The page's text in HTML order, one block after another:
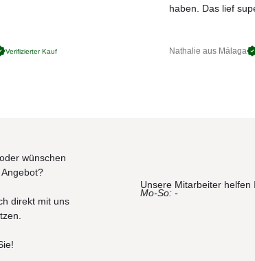
Edelstahl-Handkurbel oder Akku-Bohrmaschine
auf Anfrage.
passend zum Gestell.
sind sämtliche Bewegungsachsen mit lösbaren
Verifizierter Kauf
haben. Das lief
Nathalie aus Málaga
wünschen
direkt mit uns
Unsere Mitarbeiter helfen
Mo-So: -